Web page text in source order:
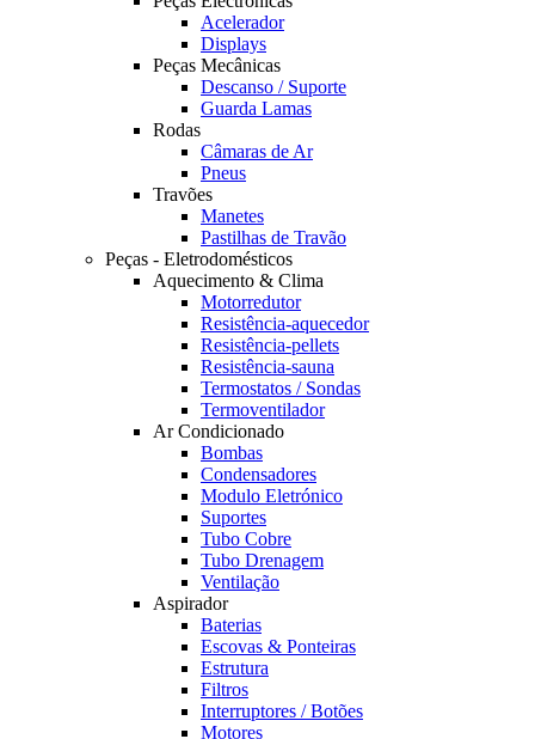
Acelerador
Displays
Peças Mecânicas
Descanso / Suporte
Guarda Lamas
Rodas
Câmaras de Ar
Pneus
Travões
Manetes
Pastilhas de Travão
Peças - Eletrodomésticos
Aquecimento & Clima
Motorredutor
Resistência-aquecedor
Resistência-pellets
Resistência-sauna
Termostatos / Sondas
Termoventilador
Ar Condicionado
Bombas
Condensadores
Modulo Eletrónico
Suportes
Tubo Cobre
Tubo Drenagem
Ventilação
Aspirador
Baterias
Escovas & Ponteiras
Estrutura
Filtros
Interruptores / Botões
Motores